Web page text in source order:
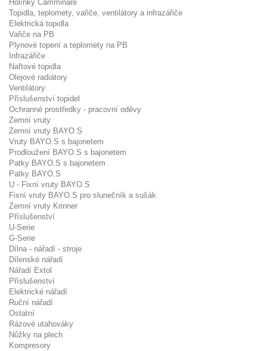
Holínky Camminare
Topidla, teplomety, vařiče, ventilátory a infrazářiče
Elektrická topidla
Vařiče na PB
Plynové topení a teplomety na PB
Infrazářiče
Naftové topidla
Olejové radiátory
Ventilátory
Příslušenství topidel
Ochranné prostředky - pracovní oděvy
Zemní vruty
Zemní vruty BAYO.S
Vruty BAYO.S s bajonetem
Prodloužení BAYO.S s bajonetem
Patky BAYO.S s bajonetem
Patky BAYO.S
U - Fixní vruty BAYO.S
Fixní vruty BAYO.S pro slunečník a sušák
Zemní vruty Krinner
Příslušenství
U-Serie
G-Serie
Dílna - nářadí - stroje
Dílenské nářadí
Nářadí Extol
Příslušenství
Elektrické nářadí
Ruční nářadí
Ostatní
Rázové utahováky
Nůžky na plech
Kompresory